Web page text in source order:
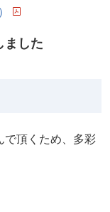
ました
で頂くため、多彩